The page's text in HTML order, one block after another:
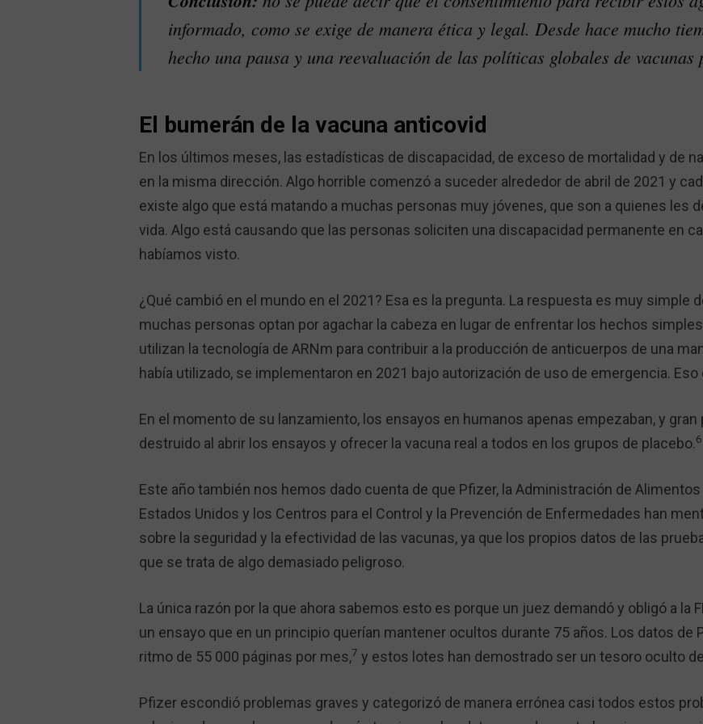
informado, como se exige de manera ética y legal. Desde hace mucho
hecho una pausa y una reevaluación de las políticas globales de
El bumerán de la vacuna anticovid
En los últimos meses, las estadísticas de discapacidad, de exceso de mortalidad y de
en la misma dirección. Algo horrible comenzó a suceder alrededor de abril de 2021 y
existe algo que está matando a muchas personas muy jóvenes, que son a quienes les
vida. Algo está causando que las personas soliciten una discapacidad permanente en
habíamos visto.
¿Qué cambió en el mundo en el 2021? Esa es la pregunta. La respuesta es muy simple
muchas personas optan por agachar la cabeza en lugar de enfrentar los hechos
utilizan la tecnología de ARNm para contribuir a la producción de anticuerpos de una
había utilizado, se implementaron en 2021 bajo autorización de uso de emergencia. Eso
En el momento de su lanzamiento, los ensayos en humanos apenas empezaban, y gran
destruido al abrir los ensayos y ofrecer la vacuna real a todos en los grupos de placebo.6
Este año también nos hemos dado cuenta de que Pfizer, la Administración de
Estados Unidos y los Centros para el Control y la Prevención de Enfermedades han
sobre la seguridad y la efectividad de las vacunas, ya que los propios datos de las
que se trata de algo demasiado peligroso.
La única razón por la que ahora sabemos esto es porque un juez demandó y obligó a la
un ensayo que en un principio querían mantener ocultos durante 75 años. Los datos de
ritmo de 55 000 páginas por mes,7 y estos lotes han demostrado ser un tesoro oculto
Pfizer escondió problemas graves y categorizó de manera errónea casi todos estos